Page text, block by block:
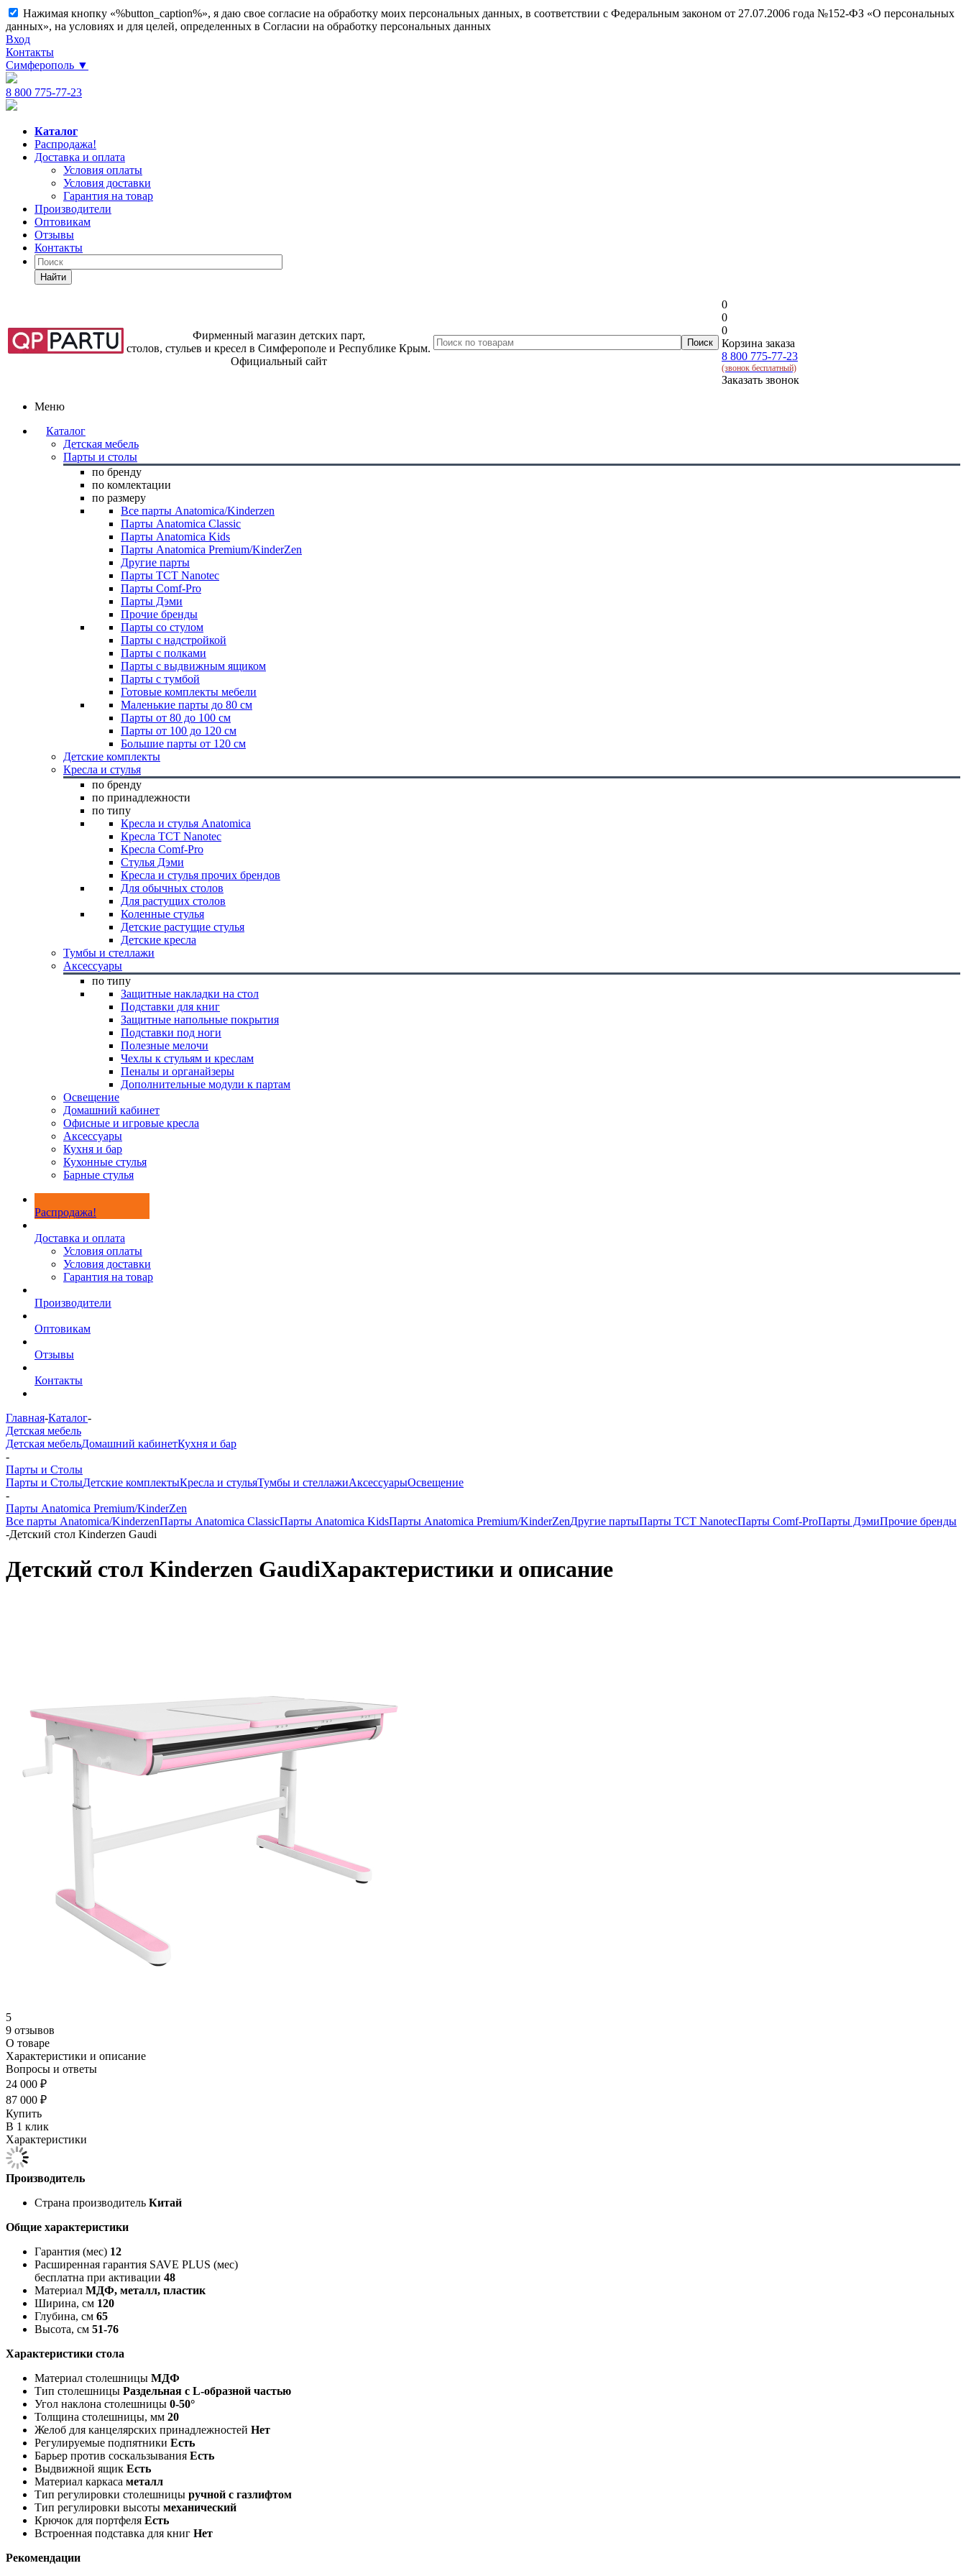
Нажимая кнопку «%button_caption%», я даю свое согласие на обработку моих персональных данных, в соответствии с Федеральным законом от 27.07.2006 года №152-ФЗ «О персональных
данных», на условиях и для целей, определенных в Согласии на обработку персональных данных
Вход
Контакты
Симферополь ▼
8 800 775-77-23
Каталог
Распродажа!
Доставка и оплата
Условия оплаты
Условия доставки
Гарантия на товар
Производители
Оптовикам
Отзывы
Контакты
Найти
Фирменный магазин детских парт,
столов, стульев и кресел в Симферополе и Республике Крым.
Официальный сайт
0
0
0
Корзина заказа
8 800 775-77-23
(звонок бесплатный)
Заказать звонок
Меню
Каталог
Детская мебель
Парты и столы
по бренду
по комлектации
по размеру
Все парты Anatomica/Kinderzen
Парты Anatomica Classic
Парты Anatomica Kids
Парты Anatomica Premium/KinderZen
Другие парты
Парты TCT Nanotec
Парты Comf-Pro
Парты Дэми
Прочие бренды
Парты со стулом
Парты с надстройкой
Парты с полками
Парты с выдвижным ящиком
Парты с тумбой
Готовые комплекты мебели
Маленькие парты до 80 см
Парты от 80 до 100 см
Парты от 100 до 120 см
Большие парты от 120 см
Детские комплекты
Кресла и стулья
по бренду
по принадлежности
по типу
Кресла и стулья Anatomica
Кресла TCT Nanotec
Кресла Comf-Pro
Стулья Дэми
Кресла и стулья прочих брендов
Для обычных столов
Для растущих столов
Коленные стулья
Детские растущие стулья
Детские кресла
Тумбы и стеллажи
Аксессуары
по типу
Защитные накладки на стол
Подставки для книг
Защитные напольные покрытия
Подставки под ноги
Полезные мелочи
Чехлы к стульям и креслам
Пеналы и органайзеры
Дополнительные модули к партам
Освещение
Домашний кабинет
Офисные и игровые кресла
Аксессуары
Кухня и бар
Кухонные стулья
Барные стулья
Распродажа!
Доставка и оплата
Условия оплаты
Условия доставки
Гарантия на товар
Производители
Оптовикам
Отзывы
Контакты
Главная-Каталог-
Детская мебель
Детская мебельДомашний кабинетКухня и бар
-
Парты и Столы
Парты и СтолыДетские комплектыКресла и стульяТумбы и стеллажиАксессуарыОсвещение
-
Парты Anatomica Premium/KinderZen
Все парты Anatomica/KinderzenПарты Anatomica ClassicПарты Anatomica KidsПарты Anatomica Premium/KinderZenДругие партыПарты TCT NanotecПарты Comf-ProПарты ДэмиПрочие бренды
-Детский стол Kinderzen Gaudi
Детский стол Kinderzen GaudiХарактеристики и описание
5
9 отзывов
О товаре
Характеристики и описание
Вопросы и ответы
24 000 ₽
87 000 ₽
Купить
В 1 клик
Характеристики
Производитель
Страна производитель Китай
Общие характеристики
Гарантия (мес) 12
Расширенная гарантия SAVE PLUS (мес)
бесплатна при активации 48
Материал МДФ, металл, пластик
Ширина, см 120
Глубина, см 65
Высота, см 51-76
Характеристики стола
Материал столешницы МДФ
Тип столешницы Раздельная с L-образной частью
Угол наклона столешницы 0-50°
Толщина столешницы, мм 20
Желоб для канцелярских принадлежностей Нет
Регулируемые подпятники Есть
Барьер против соскальзывания Есть
Выдвижной ящик Есть
Материал каркаса металл
Тип регулировки столешницы ручной с газлифтом
Тип регулировки высоты механический
Крючок для портфеля Есть
Встроенная подставка для книг Нет
Рекомендации